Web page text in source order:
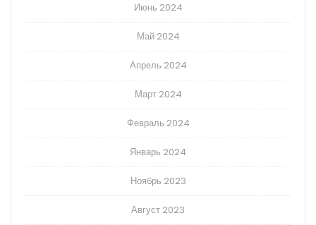
Июнь 2024
Май 2024
Апрель 2024
Март 2024
Февраль 2024
Январь 2024
Ноябрь 2023
Август 2023